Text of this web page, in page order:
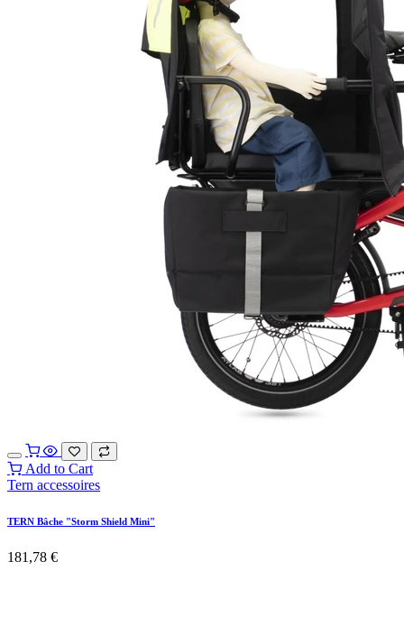
Add to Cart
Tern accessoires
TERN Bâche "Storm Shield Mini"
181,78 €